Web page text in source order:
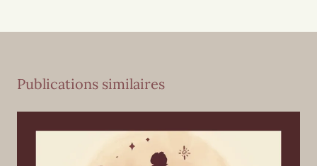
Publications similaires